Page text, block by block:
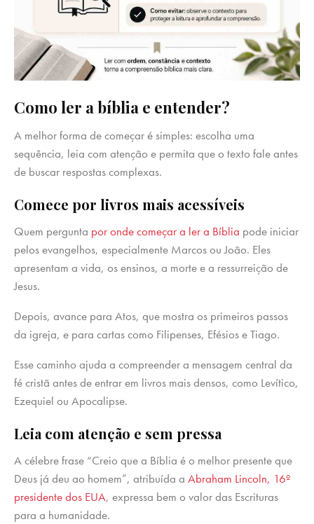
Como ler a bíblia e entender?
A melhor forma de começar é simples: escolha uma
sequência, leia com atenção e permita que o texto fale antes
de buscar respostas complexas.
Comece por livros mais acessíveis
Quem pergunta por onde começar a ler a Bíblia pode iniciar
pelos evangelhos, especialmente Marcos ou João. Eles
apresentam a vida, os ensinos, a morte e a ressurreição de
Jesus.
Depois, avance para Atos, que mostra os primeiros passos
da igreja, e para cartas como Filipenses, Efésios e Tiago.
Esse caminho ajuda a compreender a mensagem central da
fé cristã antes de entrar em livros mais densos, como Levítico,
Ezequiel ou Apocalipse.
Leia com atenção e sem pressa
A célebre frase “Creio que a Bíblia é o melhor presente que
Deus já deu ao homem”, atribuída a Abraham Lincoln, 16º
presidente dos EUA, expressa bem o valor das Escrituras
para a humanidade.